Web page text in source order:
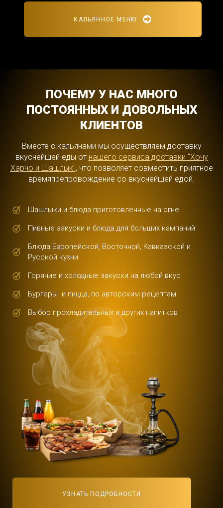
КАЛЬЯННОЕ МЕНЮ
ПОЧЕМУ У НАС МНОГО
ПОСТОЯННЫХ И ДОВОЛЬНЫХ
КЛИЕНТОВ
Вместе с кальянами мы осуществляем доставку
вкуснейшей еды от нашего сервиса доставки "Хочу
Харчо и Шашлык", что позволяет совместить приятное
времяпрепровождение со вкуснейшей едой.
Шашлыки и блюда приготовленные на огне
Пивные закуски и блюда для больших кампаний
Блюда Европейской, Восточной, Кавказской и
Русской кухни
Горячие и холодные закуски на любой вкус
Бургеры и пицца, по авторским рецептам
Выбор прохладительных и других напитков
УЗНАТЬ ПОДРОБНОСТИ